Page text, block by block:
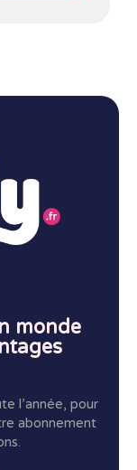
monde
l’année, pour
abonnement